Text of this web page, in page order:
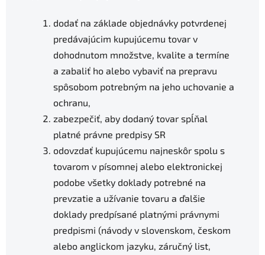
dodať na základe objednávky potvrdenej
predávajúcim kupujúcemu tovar v
dohodnutom množstve, kvalite a termíne
a zabaliť ho alebo vybaviť na prepravu
spôsobom potrebným na jeho uchovanie a
ochranu,
zabezpečiť, aby dodaný tovar spĺňal
platné právne predpisy SR
odovzdať kupujúcemu najneskôr spolu s
tovarom v písomnej alebo elektronickej
podobe všetky doklady potrebné na
prevzatie a užívanie tovaru a ďalšie
doklady predpísané platnými právnymi
predpismi (návody v slovenskom, českom
alebo anglickom jazyku, záručný list,